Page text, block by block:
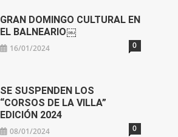
GRAN DOMINGO CULTURAL EN
EL BALNEARIO￼
16/01/2024 0
SE SUSPENDEN LOS
“CORSOS DE LA VILLA”
EDICIÓN 2024
08/01/2024 0